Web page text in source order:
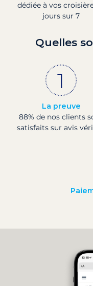
dédiée à vos
jours sur 7
Quelles
La preuve
88% de nos clients
satisfaits sur avis